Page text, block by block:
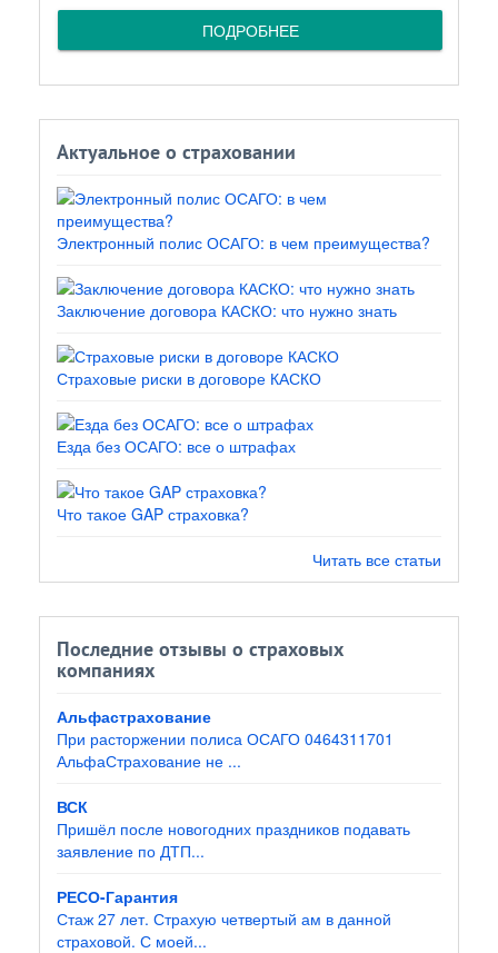
ПОДРОБНЕЕ
Актуальное о страховании
Электронный полис ОСАГО: в чем преимущества?
Заключение договора КАСКО: что нужно знать
Страховые риски в договоре КАСКО
Езда без ОСАГО: все о штрафах
Что такое GAP страховка?
Читать все статьи
Последние отзывы о страховых
компаниях
Альфастрахование
При расторжении полиса ОСАГО 0464311701
АльфаСтрахование не ...
ВСК
Пришёл после новогодних праздников подавать
заявление по ДТП...
РЕСО-Гарантия
Стаж 27 лет. Страхую четвертый ам в данной
страховой. С моей...